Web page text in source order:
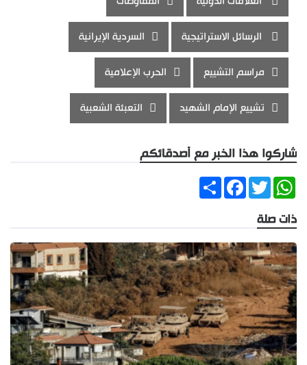
الرسائل الاستراتيجية السردية الإيرانية
مراسم التشييع الحرب الإعلامية
تشييع الإمام الشهيد التعبئة الشعبية
شاركوا هذا الخبر مع أصدقائكم
ShareFacebookTwitter
WhatsApp
ذات صلة